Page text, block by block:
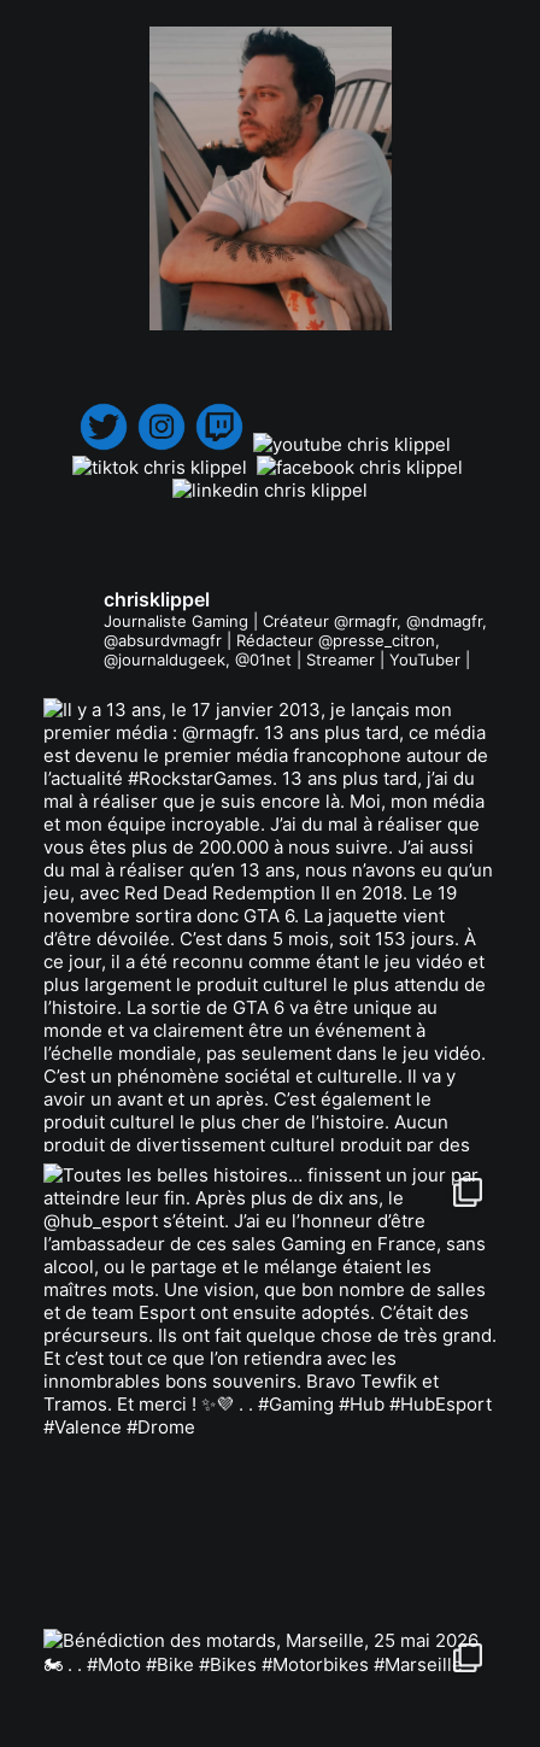
chrisklippel
Journaliste Gaming | Créateur @rmagfr, @ndmagfr,
@absurdvmagfr | Rédacteur @presse_citron,
@journaldugeek, @01net | Streamer | YouTuber |